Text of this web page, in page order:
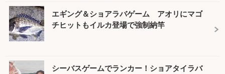
エギング＆ショアラバゲーム アオリにマゴ
チヒットもイルカ登場で強制納竿
シーバスゲームでランカー！ショアタイラバ